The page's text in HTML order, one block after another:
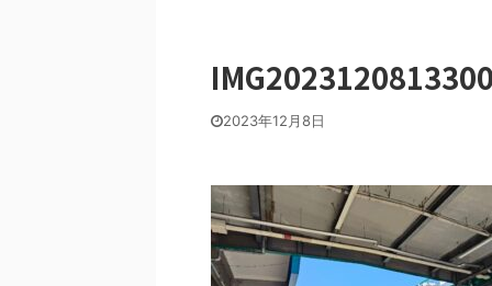
2023年12月8日